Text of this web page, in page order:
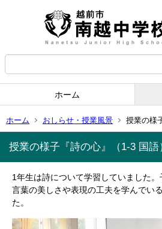
ホーム
ホーム おしらせ・授業風景 授業の様
授業の様子『詩の心』（1-3 国語
1年生は詩について学習していました。
言葉の美 しさや表現の工夫を学んでいる
た。